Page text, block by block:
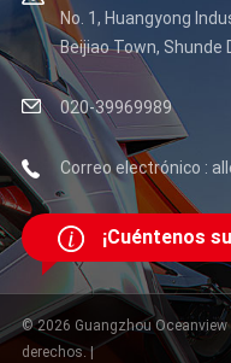
No. 1, Huangyong
Beijiao Town, Shunde
020-39969989
Correo electrónico :
¡Cuéntenos
© 2026 Guangzhou
derechos. |